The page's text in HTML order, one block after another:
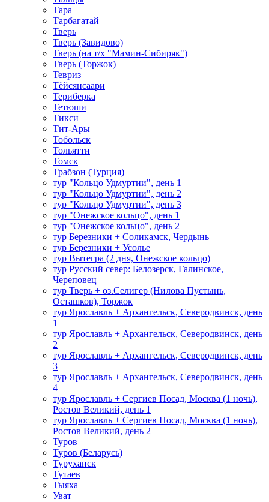
Тара
Тарбагатай
Тверь
Тверь (Завидово)
Тверь (на т/х "Мамин-Сибиряк")
Тверь (Торжок)
Тевриз
Тёйсянсаари
Териберка
Тетюши
Тикси
Тит-Ары
Тобольск
Тольятти
Томск
Трабзон (Турция)
тур "Кольцо Удмуртии", день 1
тур "Кольцо Удмуртии", день 2
тур "Кольцо Удмуртии", день 3
тур "Онежское кольцо", день 1
тур "Онежское кольцо", день 2
тур Березники + Соликамск, Чердынь
тур Березники + Усолье
тур Вытегра (2 дня, Онежское кольцо)
тур Русский север: Белозерск, Галинское,
Череповец
тур Тверь + оз.Селигер (Нилова Пустынь,
Осташков), Торжок
тур Ярославль + Архангельск, Северодвинск, день
1
тур Ярославль + Архангельск, Северодвинск, день
2
тур Ярославль + Архангельск, Северодвинск, день
3
тур Ярославль + Архангельск, Северодвинск, день
4
тур Ярославль + Сергиев Посад, Москва (1 ночь),
Ростов Великий, день 1
тур Ярославль + Сергиев Посад, Москва (1 ночь),
Ростов Великий, день 2
Туров
Туров (Беларусь)
Туруханск
Тутаев
Тыяха
Уват